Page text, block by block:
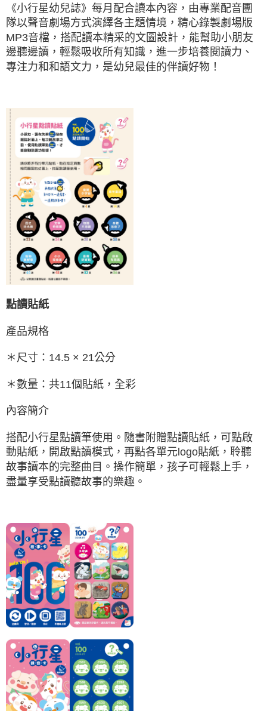
《小行星幼兒誌》每月配合讀本內容，由專業配音團
隊以聲音劇場方式演繹各主題情境，精心錄製劇場版
MP3音檔，搭配讀本精采的文圖設計，能幫助小朋友
邊聽邊讀，輕鬆吸收所有知識，進一步培養閱讀力、
專注力和和語文力，是幼兒最佳的伴讀好物！
點讀貼紙
產品規格
＊尺寸：14.5 × 21公分
＊數量：共11個貼紙，全彩
內容簡介
搭配小行星點讀筆使用。隨書附贈點讀貼紙，可點啟
動貼紙，開啟點讀模式，再點各單元logo貼紙，聆聽
故事讀本的完整曲目。操作簡單，孩子可輕鬆上手，
盡量享受點讀聽故事的樂趣。